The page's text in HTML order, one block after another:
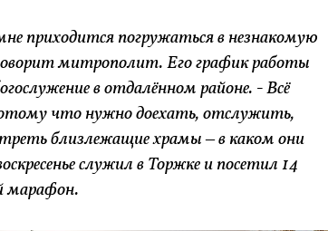
приходится погружаться в незнакомую
митрополит. Его график работы
в отдалённом районе. - Всё
что нужно доехать, отслужить,
близлежащие храмы – в каком они
служил в Торжке и посетил 14
марафон.